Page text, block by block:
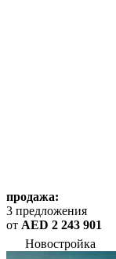
продажа:
3 предложения
от AED 2 243 901
Новостройка